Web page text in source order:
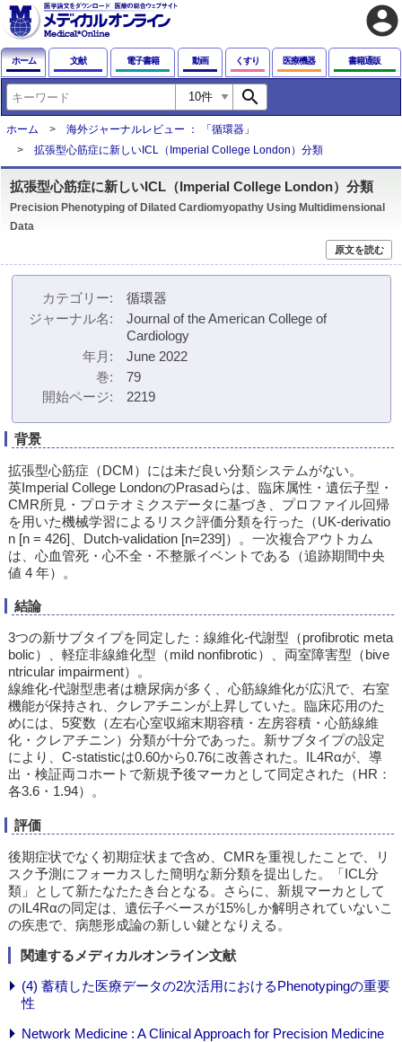
account_circle
ホーム 文献 電子書籍 動画 くすり 医療機器 書籍通販
search
ホーム
海外ジャーナルレビュー ： 「循環器」
拡張型心筋症に新しいICL（Imperial College London）分類
拡張型心筋症に新しいICL（Imperial College London）分類
Precision Phenotyping of Dilated Cardiomyopathy Using Multidimensional
Data
原文を読む
カテゴリー
循環器
ジャーナル名
Journal of the American College of
Cardiology
年月
June 2022
巻
79
開始ページ
2219
背景
拡張型心筋症（DCM）には未だ良い分類システムがない。
英Imperial College LondonのPrasadらは、臨床属性・遺伝子型・
CMR所見・プロテオミクスデータに基づき、プロファイル回帰
を用いた機械学習によるリスク評価分類を行った（UK-derivatio
n [n = 426]、Dutch-validation [n=239]）。一次複合アウトカム
は、心血管死・心不全・不整脈イベントである（追跡期間中央
値 4 年）。
結論
3つの新サブタイプを同定した：線維化-代謝型（profibrotic meta
bolic）、軽症非線維化型（mild nonfibrotic）、両室障害型（bive
ntricular impairment）。
線維化-代謝型患者は糖尿病が多く、心筋線維化が広汎で、右室
機能が保持され、クレアチニンが上昇していた。臨床応用のた
めには、5変数（左右心室収縮末期容積・左房容積・心筋線維
化・クレアチニン）分類が十分であった。新サブタイプの設定
により、C-statisticは0.60から0.76に改善された。IL4Rαが、導
出・検証両コホートで新規予後マーカとして同定された（HR：
各3.6・1.94）。
評価
後期症状でなく初期症状まで含め、CMRを重視したことで、リ
スク予測にフォーカスした簡明な新分類を提出した。「ICL分
類」として新たなたたき台となる。さらに、新規マーカとして
のIL4Rαの同定は、遺伝子ベースが15%しか解明されていないこ
の疾患で、病態形成論の新しい鍵となりえる。
関連するメディカルオンライン文献
(4) 蓄積した医療データの2次活用におけるPhenotypingの重要
性
Network Medicine : A Clinical Approach for Precision Medicine